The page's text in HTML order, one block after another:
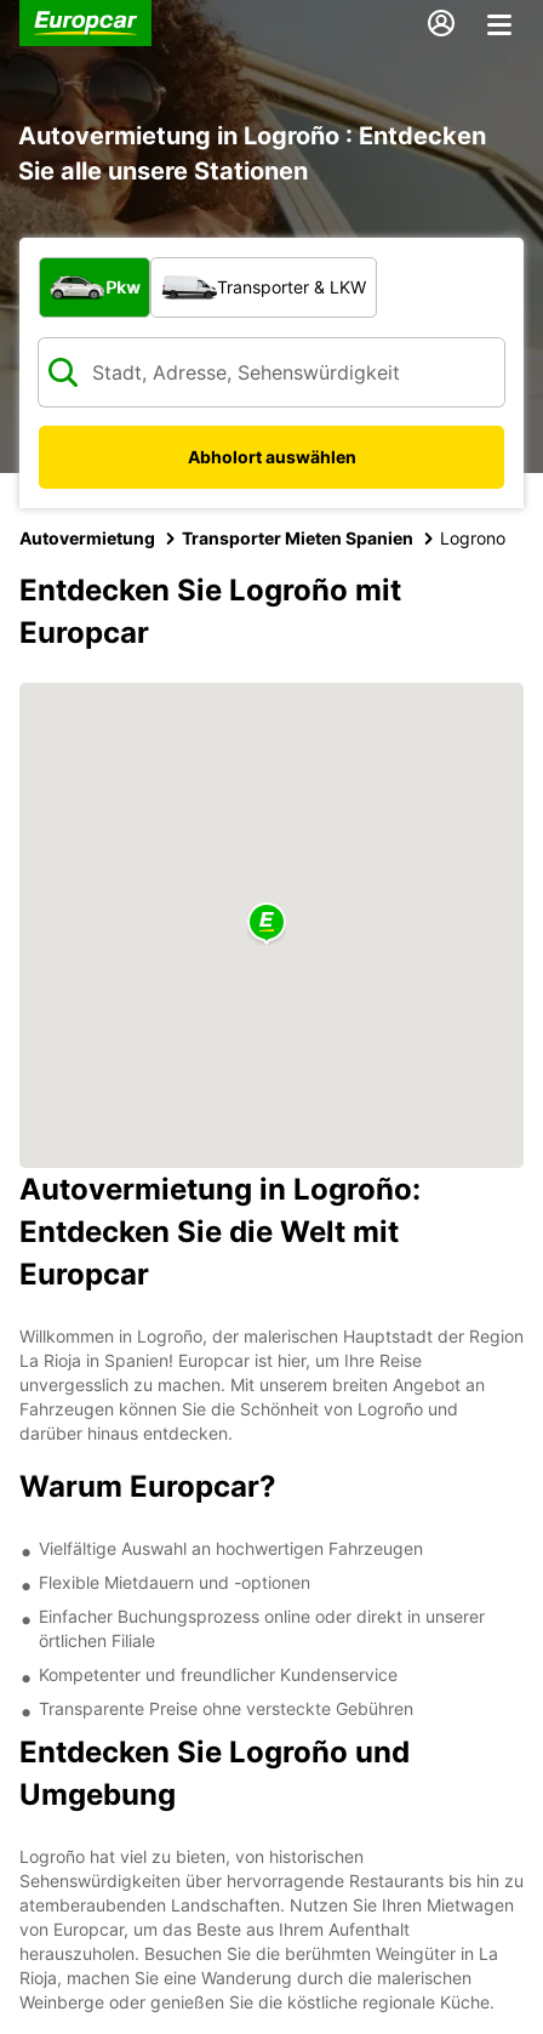
Autovermietung in Logroño : Entdecken
Sie alle unsere Stationen
Welche Art von Fahrzeug?
Pkw Transporter & LKW
Abholort auswählen
Autovermietung Transporter Mieten Spanien Logrono
Entdecken Sie Logroño mit
Europcar
Autovermietung in Logroño:
Entdecken Sie die Welt mit
Europcar
Willkommen in Logroño, der malerischen Hauptstadt der Region
La Rioja in Spanien! Europcar ist hier, um Ihre Reise
unvergesslich zu machen. Mit unserem breiten Angebot an
Fahrzeugen können Sie die Schönheit von Logroño und
darüber hinaus entdecken.
Warum Europcar?
Vielfältige Auswahl an hochwertigen Fahrzeugen
Flexible Mietdauern und -optionen
Einfacher Buchungsprozess online oder direkt in unserer
örtlichen Filiale
Kompetenter und freundlicher Kundenservice
Transparente Preise ohne versteckte Gebühren
Entdecken Sie Logroño und
Umgebung
Logroño hat viel zu bieten, von historischen
Sehenswürdigkeiten über hervorragende Restaurants bis hin zu
atemberaubenden Landschaften. Nutzen Sie Ihren Mietwagen
von Europcar, um das Beste aus Ihrem Aufenthalt
herauszuholen. Besuchen Sie die berühmten Weingüter in La
Rioja, machen Sie eine Wanderung durch die malerischen
Weinberge oder genießen Sie die köstliche regionale Küche.